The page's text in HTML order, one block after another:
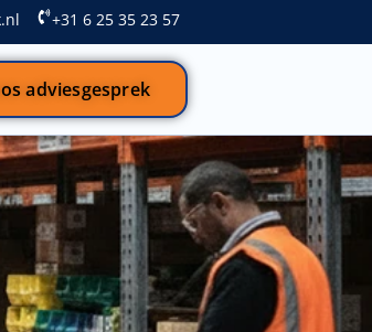
+31 6 25 35 23 57
adviesgesprek